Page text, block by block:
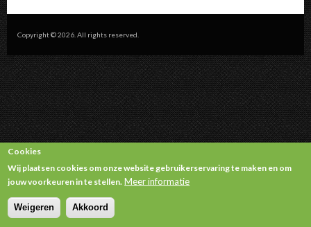
Copyright © 2026. All rights reserved.
Cookies
Wij plaatsen cookies om onze website gebruikerservaring te maken en om
jouw voorkeuren in te stellen. Meer informatie
Weigeren Akkoord